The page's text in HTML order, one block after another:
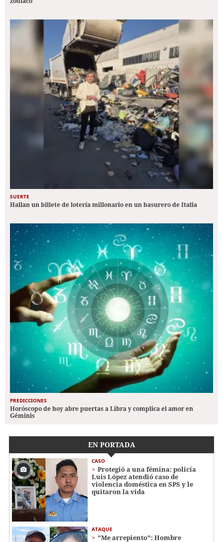
SUERTE
Hallan un billete de lotería millonario en un basurero de Italia
PREDICCIONES
Horóscopo de hoy abre puertas a Libra y complica el amor en
Géminis
EN PORTADA
CASO
Protegió a una fémina: policía
Luis López atendió caso de
violencia doméstica en SPS y le
quitaron la vida
ATAQUE
"Me arrepiento": Hombre